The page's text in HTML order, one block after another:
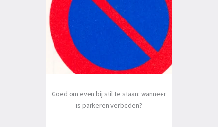
Goed om even bij stil te staan: wanneer
is parkeren verboden?